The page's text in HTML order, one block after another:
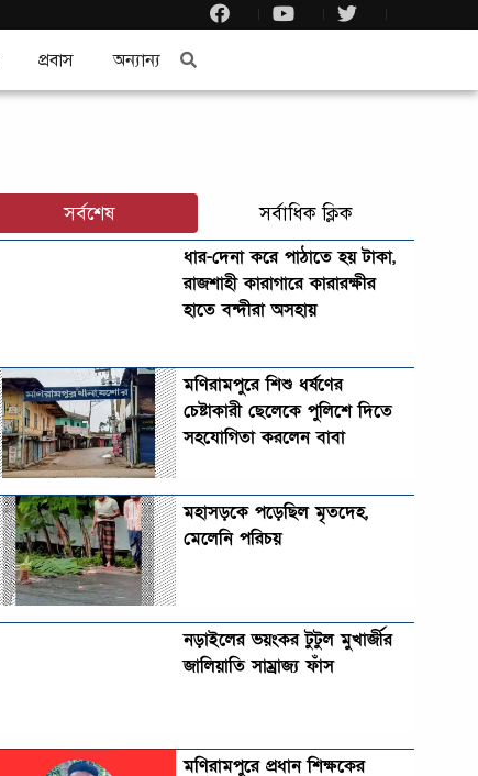
প্রবাস অন্যান্য
সর্বশেষ সর্বাধিক ক্লিক
ধার-দেনা করে পাঠাতে হয় টাকা,
রাজশাহী কারাগারে কারারক্ষীর
হাতে বন্দীরা অসহায়
মণিরামপুরে শিশু ধর্ষণের
চেষ্টাকারী ছেলেকে পুলিশে দিতে
সহযোগিতা করলেন বাবা
মহাসড়কে পড়েছিল মৃতদেহ,
মেলেনি পরিচয়
নড়াইলের ভয়ংকর টুটুল মুখার্জীর
জালিয়াতি সাম্রাজ্য ফাঁস
মণিরামপুরে প্রধান শিক্ষকের